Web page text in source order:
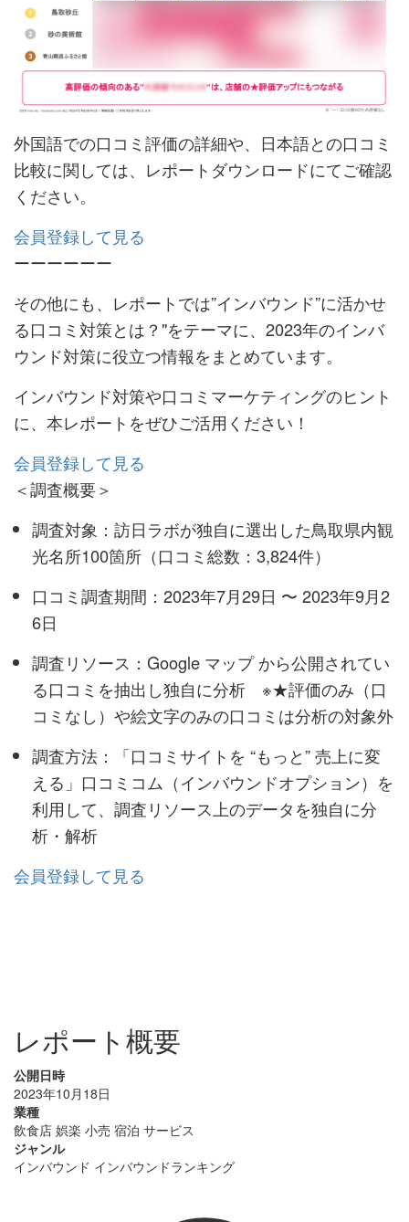
外国語での口コミ評価の詳細や、日本語との口コミ
比較に関しては、レポートダウンロードにてご確認
ください。
会員登録して見る
ーーーーーー
その他にも、レポートでは”インバウンド”に活かせ
る口コミ対策とは？"をテーマに、2023年のインバ
ウンド対策に役立つ情報をまとめています。
インバウンド対策や口コミマーケティングのヒント
に、本レポートをぜひご活用ください！
会員登録して見る
＜調査概要＞
調査対象：訪日ラボが独自に選出した鳥取県内観
光名所100箇所（口コミ総数：3,824件）
口コミ調査期間：2023年7月29日 〜 2023年9月2
6日
調査リソース：Google マップ から公開されてい
る口コミを抽出し独自に分析 ※★評価のみ（口
コミなし）や絵文字のみの口コミは分析の対象外
調査方法：「口コミサイトを “もっと” 売上に変
える」口コミコム（インバウンドオプション）を
利用して、調査リソース上のデータを独自に分
析・解析
会員登録して見る
レポート概要
公開日時
2023年10月18日
業種
飲食店 娯楽 小売 宿泊 サービス
ジャンル
インバウンド インバウンドランキング